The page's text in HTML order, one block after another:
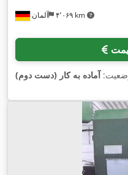
آلمان ۴٬۰۶۹ km
آماده به کار (دست دوم)